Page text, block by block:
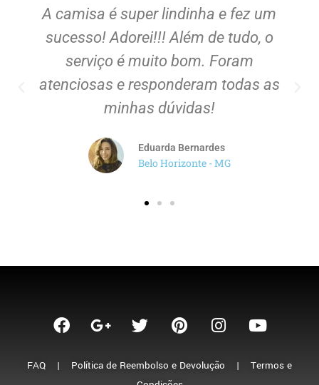
A camisa é super lindinha e fez um
sucesso! Adorei!!! Além de tudo, o
serviço é muito bom. Foram
atenciosas e responderam todas as
minhas dúvidas!
Eduarda Bernardes
Belo Horizonte - MG
FAQ | Política de Reembolso e Devolução | Termos e